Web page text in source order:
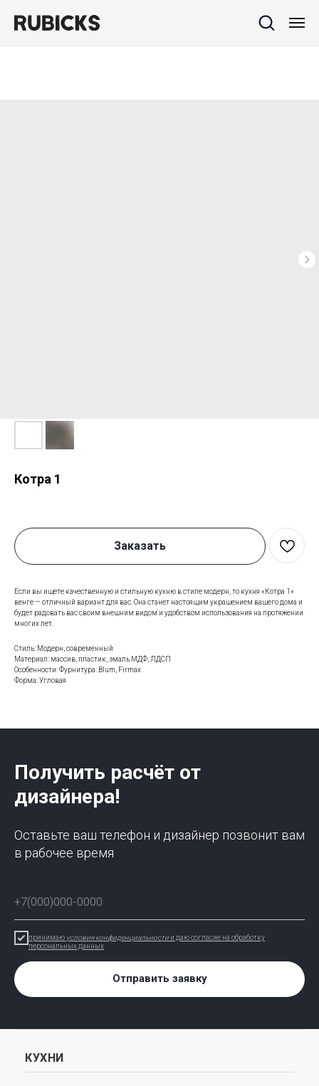
Котра 1
Заказать
Если вы ищете качественную и стильную кухню в стиле модерн, то кухня «Котра 1»
венге — отличный вариант для вас. Она станет настоящим украшением вашего дома и
будет радовать вас своим внешним видом и удобством использования на протяжении
многих лет.
Стиль: Модерн, современный
Материал: массив, пластик, эмаль МДФ, ЛДСП
Особенности: Фурнитура: Blum, Firmax
Форма: Угловая
Получить расчёт от
дизайнера!
Оставьте ваш телефон и дизайнер позвонит вам
в рабочее время
принимаю условия конфиденциальности и даю согласие на обработку
персональных данных
Отправить заявку
КУХНИ